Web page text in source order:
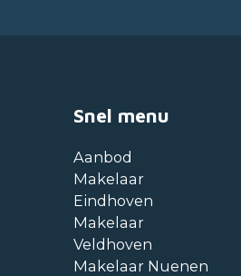
Snel menu
Aanbod
Makelaar
Eindhoven
Makelaar
Veldhoven
Makelaar Nuenen